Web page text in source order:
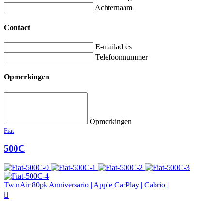
Achternaam
Contact
E-mailadres
Telefoonnummer
Opmerkingen
Opmerkingen
Fiat
500C
TwinAir 80pk Anniversario | Apple CarPlay | Cabrio |